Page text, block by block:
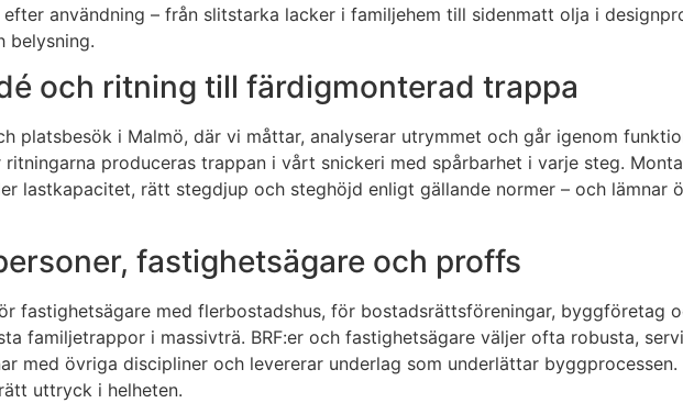
efter användning – från slitstarka lacker i familjehem till sidenmatt olja i
belysning.
och ritning till färdigmonterad trappa
platsbesök i Malmö, där vi måttar, analyserar utrymmet och går igenom
produceras trappan i vårt snickeri med spårbarhet i varje steg.
lastkapacitet, rätt stegdjup och steghöjd enligt gällande normer – och
fastighetsägare och proffs
fastighetsägare med flerbostadshus, för bostadsrättsföreningar, byggföretag
familjetrappor i massivträ. BRF:er och fastighetsägare väljer ofta robusta,
med övriga discipliner och levererar underlag som underlättar
uttryck i helheten.